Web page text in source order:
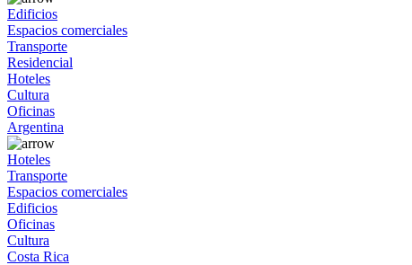
Edificios
Espacios comerciales
Transporte
Residencial
Hoteles
Cultura
Oficinas
Argentina
Hoteles
Transporte
Espacios comerciales
Edificios
Oficinas
Cultura
Costa Rica